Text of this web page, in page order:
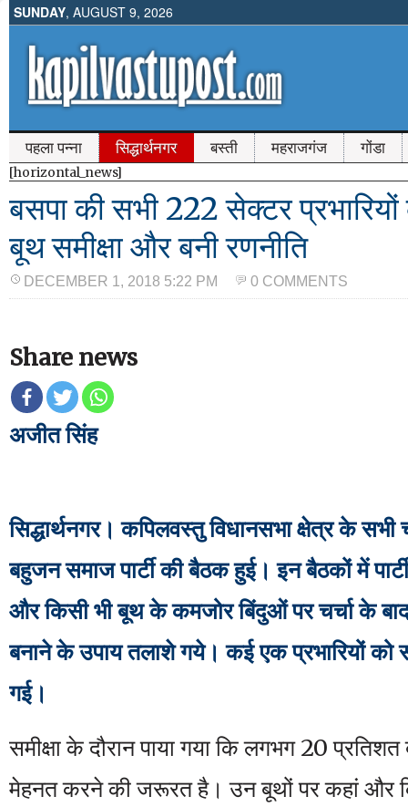
SUNDAY, AUGUST 9, 2026
पहला पन्ना सिद्धार्थनगर बस्ती महराजगंज गोंडा
[horizontal_news]
बसपा की सभी 222 सेक्टर
बूथ समीक्षा और बनी रणनीति
DECEMBER 1, 2018 5:22 PM 0 COMMENTS
Share news
अजीत सिंह
सिद्धार्थनगर। कपिलवस्तु विधानसभा क्षेत्र के
बहुजन समाज पार्टी की बैठक हुई। इन बैठकों में
और किसी भी बूथ के कमजोर बिंदुओं पर चर्चा के
बनाने के उपाय तलाशे गये। कई एक प्रभारियों को
गई।
समीक्षा के दौरान पाया गया कि लगभग 20
मेहनत करने की जरूरत है। उन बूथों पर कहां और